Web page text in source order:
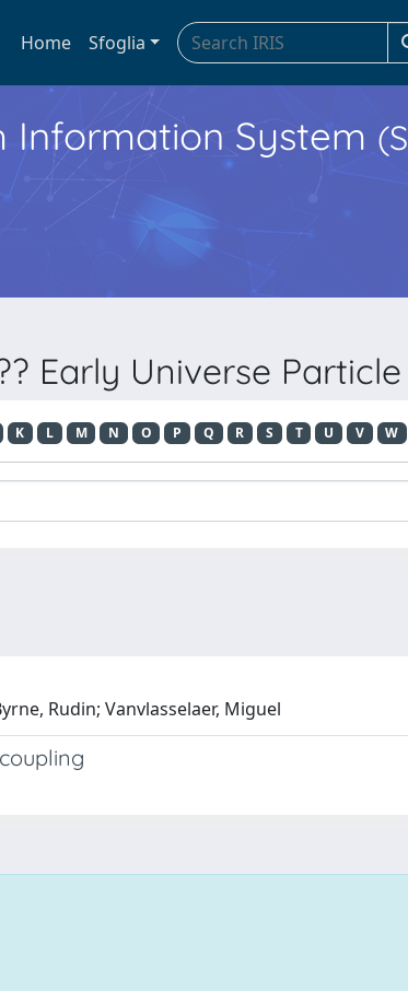
Home Sfoglia
Information System
Early Universe
K L M N O P Q R S T U V W
Rudin; Vanvlasselaer, Miguel